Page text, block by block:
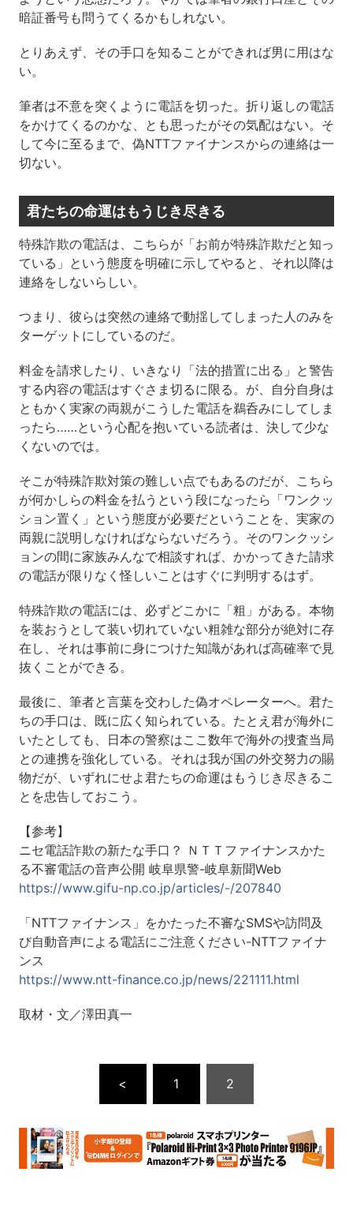
暗証番号も問うてくるかもしれない。
とりあえず、その手口を知ることができれば男に用はな
い。
筆者は不意を突くように電話を切った。折り返しの電話
をかけてくるのかな、とも思ったがその気配はない。そ
して今に至るまで、偽NTTファイナンスからの連絡は一
切ない。
君たちの命運はもうじき尽きる
特殊詐欺の電話は、こちらが「お前が特殊詐欺だと知っ
ている」という態度を明確に示してやると、それ以降は
連絡をしないらしい。
つまり、彼らは突然の連絡で動揺してしまった人のみを
ターゲットにしているのだ。
料金を請求したり、いきなり「法的措置に出る」と警告
する内容の電話はすぐさま切るに限る。が、自分自身は
ともかく実家の両親がこうした電話を鵜呑みにしてしま
ったら……という心配を抱いている読者は、決して少な
くないのでは。
そこが特殊詐欺対策の難しい点でもあるのだが、こちら
が何かしらの料金を払うという段になったら「ワンクッ
ション置く」という態度が必要だということを、実家の
両親に説明しなければならないだろう。そのワンクッシ
ョンの間に家族みんなで相談すれば、かかってきた請求
の電話が限りなく怪しいことはすぐに判明するはず。
特殊詐欺の電話には、必ずどこかに「粗」がある。本物
を装おうとして装い切れていない粗雑な部分が絶対に存
在し、それは事前に身につけた知識があれば高確率で見
抜くことができる。
最後に、筆者と言葉を交わした偽オペレーターへ。君た
ちの手口は、既に広く知られている。たとえ君が海外に
いたとしても、日本の警察はここ数年で海外の捜査当局
との連携を強化している。それは我が国の外交努力の賜
物だが、いずれにせよ君たちの命運はもうじき尽きるこ
とを忠告しておこう。
【参考】
ニセ電話詐欺の新たな手口？ ＮＴＴファイナンスかた
る不審電話の音声公開 岐阜県警-岐阜新聞Web
https://www.gifu-np.co.jp/articles/-/207840
「NTTファイナンス」をかたった不審なSMSや訪問及
び自動音声による電話にご注意ください-NTTファイナ
ンス
https://www.ntt-finance.co.jp/news/221111.html
取材・文／澤田真一
< 1 2